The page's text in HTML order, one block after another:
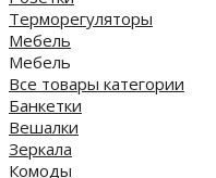
Терморегуляторы
Мебель
Мебель
Все товары категории
Банкетки
Вешалки
Зеркала
Комоды